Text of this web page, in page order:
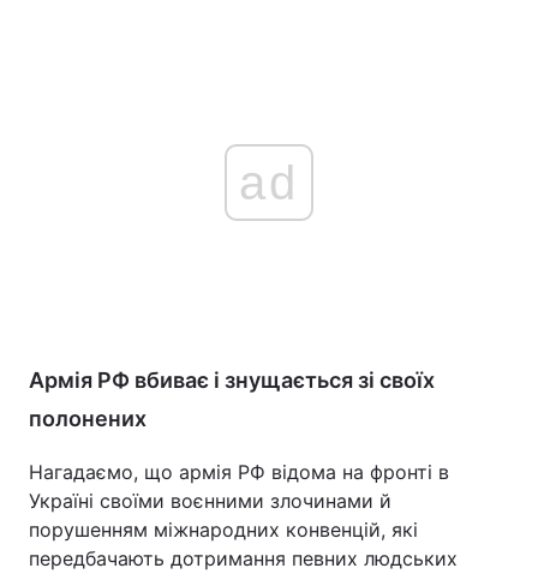
ad
Армія РФ вбиває і знущається зі своїх
полонених
Нагадаємо, що армія РФ відома на фронті в
Україні своїми воєнними злочинами й
порушенням міжнародних конвенцій, які
передбачають дотримання певних людських